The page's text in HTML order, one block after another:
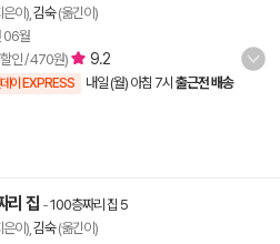
이), 김숙(옮긴이)
06월
인 / 470원) 9.2
이 EXPRESS 내일 (월) 아침 7시 출근전 배송
리 집 -100층짜리 집 5
이), 김숙(옮긴이)